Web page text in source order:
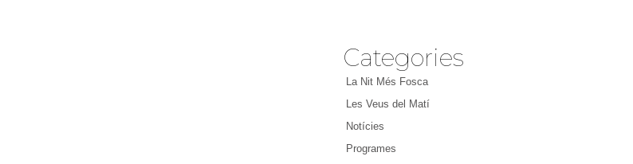
Categories
La Nit Més Fosca
Les Veus del Matí
Notícies
Programes